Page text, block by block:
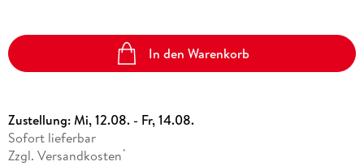
In den Warenkorb
Zustellung:Mi, 12.08. - Fr, 14.08.
Sofort lieferbar
Zzgl. Versandkosten *